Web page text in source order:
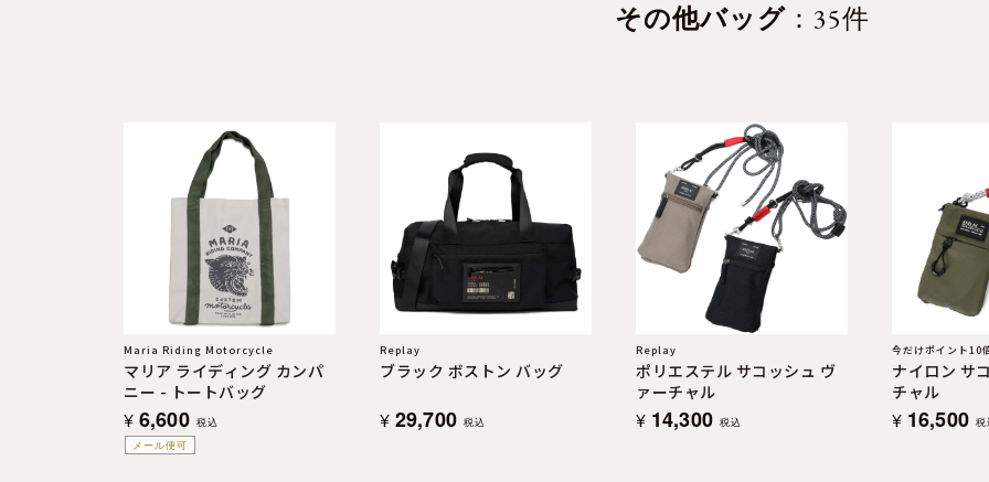
ご利用ガイド
その他バッグ：35件
メール便可
Maria Riding Motorcycle
マリア ライディング カンパ
ニー - トートバッグ
¥ 6,600 税込
Replay
ブラック ボストン バッグ
¥ 29,700 税込
Replay
ポリエステル サコッシュ ヴ
ァーチャル
¥ 14,300 税込
今だけポイント10
ナイロン サ
チャル
¥ 16,500 税